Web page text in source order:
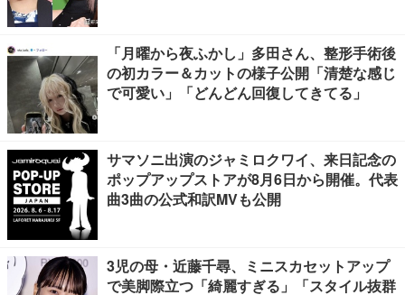
「月曜から夜ふかし」多田さん、整形手術後
の初カラー＆カットの様子公開「清楚な感じ
で可愛い」「どんどん回復してきてる」
サマソニ出演のジャミロクワイ、来日記念の
ポップアップストアが8月6日から開催。代表
曲3曲の公式和訳MVも公開
3児の母・近藤千尋、ミニスカセットアップ
で美脚際立つ「綺麗すぎる」「スタイル抜群